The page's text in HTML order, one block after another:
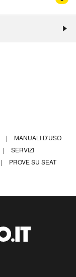
|
MANUALI D'USO
|
SERVIZI
|
PROVE SU SEAT